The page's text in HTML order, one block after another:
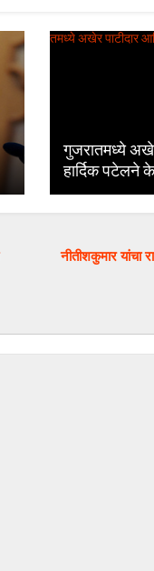
गुजरातमध्ये
हार्दिक पटेलने
नीतीशकुमार यांचा